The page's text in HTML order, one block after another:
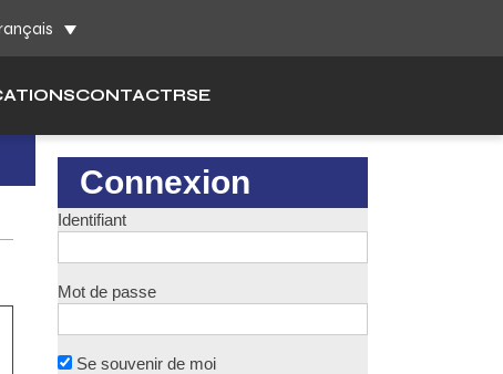
CONTACTRSE
Connexion
Identifiant
Mot de passe
Se souvenir de moi